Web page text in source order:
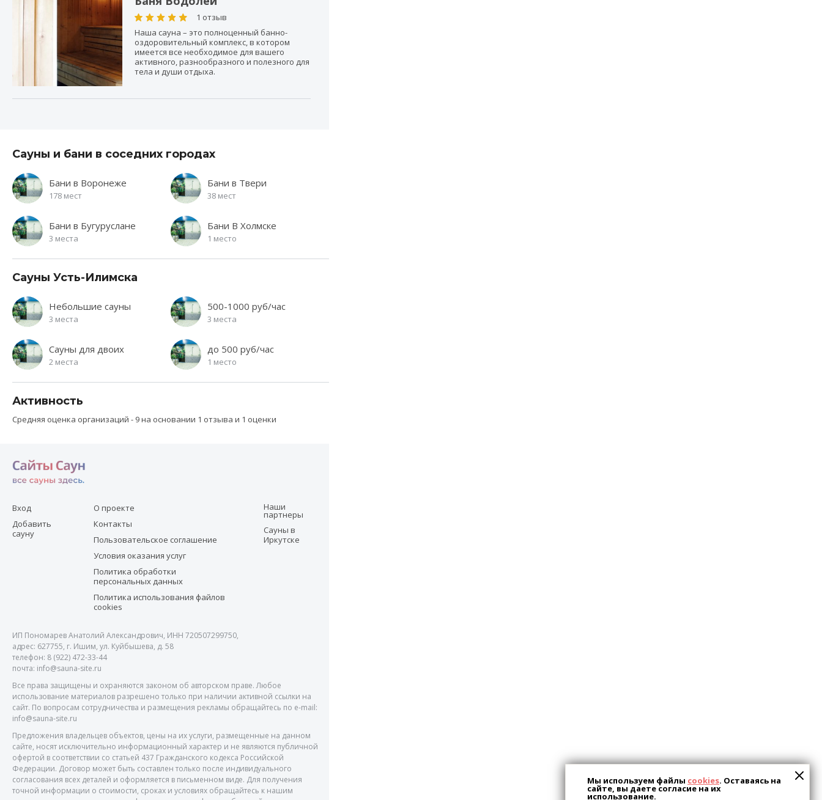
1 отзыв
Наша сауна – это полноценный банно-
оздоровительный комплекс, в котором
имеется все необходимое для вашего
активного, разнообразного и полезного для
тела и души отдыха.
Сауны и бани в соседних городах
Бани в Воронеже
178 мест
Бани в Твери
38 мест
Бани в Бугуруслане
3 места
Бани В Холмске
1 место
Сауны Усть-Илимска
Небольшие сауны
3 места
500-1000 руб/час
3 места
Сауны для двоих
2 места
до 500 руб/час
1 место
Активность
Средняя оценка организаций - 9 на основании 1 отзыва и 1 оценки
Вход
Добавить
сауну
О проекте
Контакты
Пользовательское соглашение
Условия оказания услуг
Политика обработки
персональных данных
Политика использования файлов
cookies
Наши
партнеры
Сауны в
Иркутске
ИП Пономарев Анатолий Александрович, ИНН 720507299750,
адрес: 627755, г. Ишим, ул. Куйбышева, д. 58
телефон: 8 (922) 472-33-44
почта: info@sauna-site.ru
Все права защищены и охраняются законом об авторском праве. Любое
использование материалов разрешено только при наличии активной ссылки на
сайт. По вопросам сотрудничества и размещения рекламы обращайтесь по e-mail:
info@sauna-site.ru
Предложения владельцев объектов, цены на их услуги, размещенные на данном
сайте, носят исключительно информационный характер и не являются публичной
офертой в соответствии со статьей 437 Гражданского кодекса Российской
Федерации. Договор может быть составлен только после индивидуального
согласования всех деталей и оформляется в письменном виде. Для получения
точной информации о стоимости, сроках и условиях обращайтесь к нашим
Мы используем файлы cookies. Оставаясь на
сайте, вы даете согласие на их
использование.